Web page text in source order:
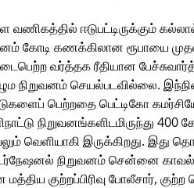
வணிகத்தில் ஈடுபட்டிருக்கும்
கோடி கணக்கிலான ரூபாயை
வர்த்தக ரீதியான
நிறுவனம் செயல்படவில்லை.
பெற்றதை பெட்டிகோ
நிறுவனங்களிடமிருந்து 400
வெளியாகி இருக்கிறது. இது
நிறுவனம் சென்னை காவல்
குற்றப்பிரிவு போலீசார்,